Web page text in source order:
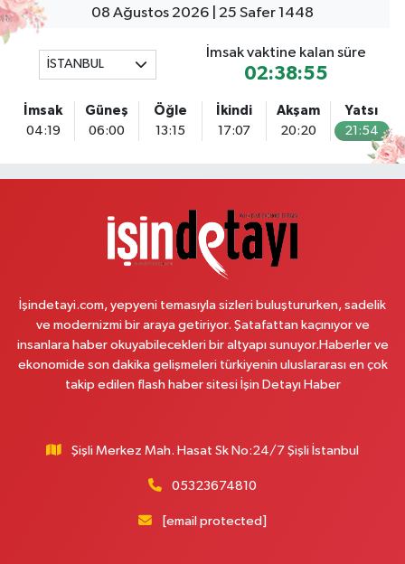
Yahya Kahya Mahallesi Kasımpaşa Bostanı Sokak 18A Mutfak Ekipmanları
Satan Dükkanların Olduğu Caddede Denizbank'ın Karşısı, Albaraka'nın
0 (212) 253 77 44
3.İstanbul Eczanesi
Başakşehir Mahallesi Gazi Mustafa Kemal Bulvarı A101 market
0 (212) 813 66 13 Yol Tarifi Al
Papatya Eczanesi
Petroliş Mahallesi Nirengi Sokak No:11 A Hüseyin Araç Sağlık Merkezi Yanı
Yavuz Selim Orta Okul Karşısı
Osman Eczanesi
Osmanağa Mahallesi Kuşdili Caddesi No:55 A
0 (216) 784 30 99 Yol Tarifi Al
Veliefendi Mahallesi Çırpıcı Yolu B Sokak 1-B PİDEBANK AŞAĞISI
08 Ağustos 2026 | 25 Safer 1448
İSTANBUL
İmsak vaktine kalan süre
02:38:55
İmsak
04:19
Güneş
06:00
Öğle
13:15
İkindi
17:07
Akşam
20:20
Yatsı
21:54
İşindetayi.com, yepyeni temasıyla sizleri buluştururken, sadelik
ve modernizmi bir araya getiriyor. Şatafattan kaçınıyor ve
insanlara haber okuyabilecekleri bir altyapı sunuyor.Haberler ve
ekonomide son dakika gelişmeleri türkiyenin uluslararası en çok
takip edilen flash haber sitesi İşin Detayı Haber
Şişli Merkez Mah. Hasat Sk No:24/7 Şişli İstanbul
05323674810
[email protected]